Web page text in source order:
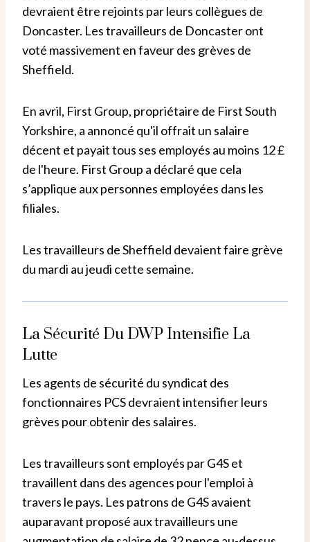
devraient être rejoints par leurs collègues de
Doncaster. Les travailleurs de Doncaster ont
voté massivement en faveur des grèves de
Sheffield.
En avril, First Group, propriétaire de First South
Yorkshire, a annoncé qu'il offrait un salaire
décent et payait tous ses employés au moins 12 £
de l'heure. First Group a déclaré que cela
s’applique aux personnes employées dans les
filiales.
Les travailleurs de Sheffield devaient faire grève
du mardi au jeudi cette semaine.
La Sécurité Du DWP Intensifie La
Lutte
Les agents de sécurité du syndicat des
fonctionnaires PCS devraient intensifier leurs
grèves pour obtenir des salaires.
Les travailleurs sont employés par G4S et
travaillent dans des agences pour l'emploi à
travers le pays. Les patrons de G4S avaient
auparavant proposé aux travailleurs une